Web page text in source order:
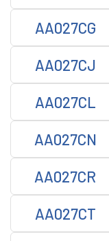
AA027CG
AA027CJ
AA027CL
AA027CN
AA027CR
AA027CT